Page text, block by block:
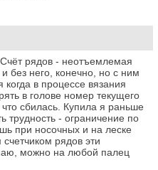
рядов - неотъемлемая
без него, конечно, но с ним
в процессе вязания
в голове номер текущего
сбилась. Купила я раньше
трудность - ограничение по
при носочных и на леске
рядов эти
можно на любой палец